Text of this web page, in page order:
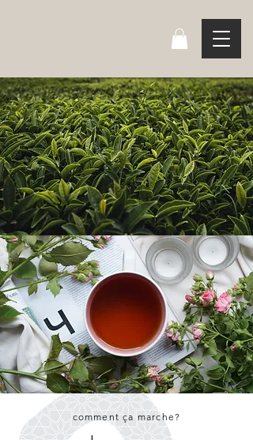
comment ça marche?